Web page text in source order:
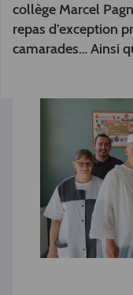
collège Marcel
repas d’exception
camarades… Ainsi